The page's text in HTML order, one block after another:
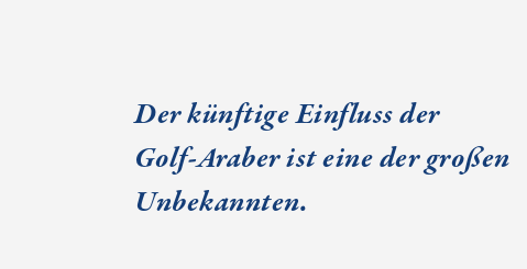
Der künftige Einfluss der
Golf-Araberist eine der großen
Unbekannten.